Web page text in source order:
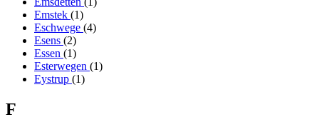
Emstek (1)
Eschwege (4)
Esens (2)
Essen (1)
Esterwegen (1)
Eystrup (1)
F